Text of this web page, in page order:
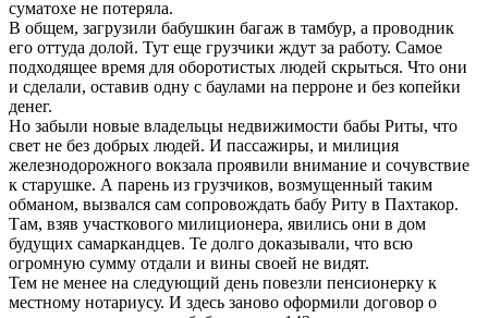
суматохе не потеряла.
В общем, загрузили бабушкин багаж в тамбур, а проводник
его оттуда долой. Тут еще грузчики ждут за работу. Самое
подходящее время для оборотистых людей скрыться. Что они
и сделали, оставив одну с баулами на перроне и без копейки
денег.
Но забыли новые владельцы недвижимости бабы Риты, что
свет не без добрых людей. И пассажиры, и милиция
железнодорожного вокзала проявили внимание и сочувствие
к старушке. А парень из грузчиков, возмущенный таким
обманом, вызвался сам сопровождать бабу Риту в Пахтакор.
Там, взяв участкового милиционера, явились они в дом
будущих самаркандцев. Те долго доказывали, что всю
огромную сумму отдали и вины своей не видят.
Тем не менее на следующий день повезли пенсионерку к
местному нотариусу. И здесь заново оформили договор о